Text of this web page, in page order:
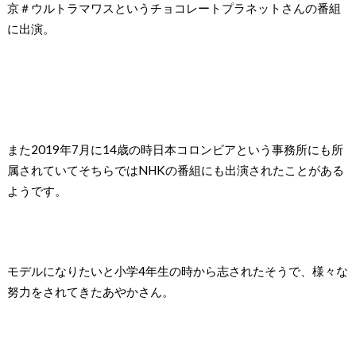
京＃ウルトラマワスというチョコレートプラネットさんの番組
に出演。
また2019年7月に14歳の時日本コロンビアという事務所にも所
属されていてそちらではNHKの番組にも出演されたことがある
ようです。
モデルになりたいと小学4年生の時から志されたそうで、様々な
努力をされてきたあやかさん。